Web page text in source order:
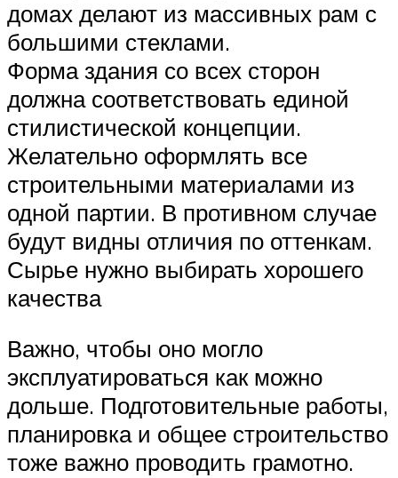
домах делают из массивных рам с
большими стеклами.
Форма здания со всех сторон
должна соответствовать единой
стилистической концепции.
Желательно оформлять все
строительными материалами из
одной партии. В противном случае
будут видны отличия по оттенкам.
Сырье нужно выбирать хорошего
качества
Важно, чтобы оно могло
эксплуатироваться как можно
дольше. Подготовительные работы,
планировка и общее строительство
тоже важно проводить грамотно.